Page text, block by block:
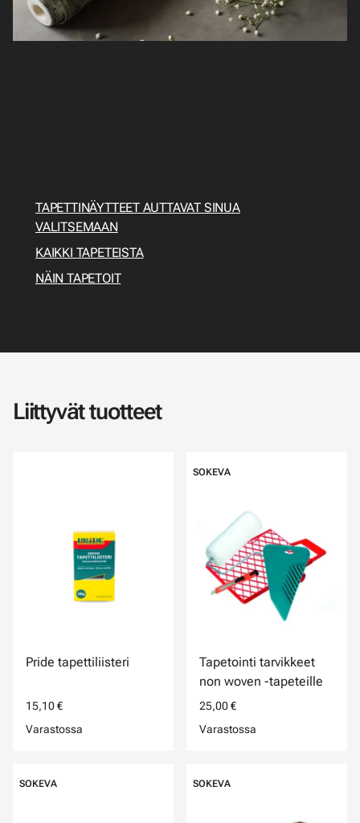
TAPETTINÄYTTEET AUTTAVAT SINUA
VALITSEMAAN
KAIKKI TAPETEISTA
NÄIN TAPETOIT
Liittyvät tuotteet
Pride tapettiliisteri
15,10 €
Varastossa
SOKEVA
Tapetointi tarvikkeet
non woven -tapeteille
25,00 €
Varastossa
SOKEVA SOKEVA